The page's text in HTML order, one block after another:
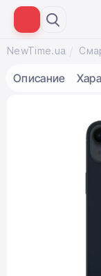
NewTime.ua
Описание